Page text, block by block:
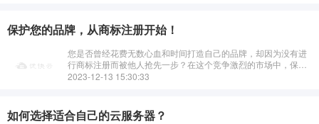
保护您的品牌，从商标注册开始！
您是否曾经花费无数心血和时间打造自己的品牌，却因为没有进
行商标注册而被他人抢先一步？在这个竞争激烈的市场中，保护
自己的品牌权益至关重要。我们的专业商标注册服务，将帮助您
2023-12-13 15:30:33
如何选择适合自己的云服务器？